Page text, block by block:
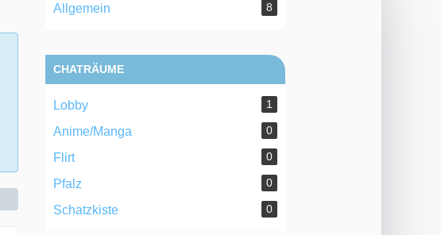
Allgemein 8
CHATRÄUME
Lobby 1
Anime/Manga 0
Flirt 0
Pfalz 0
Schatzkiste 0